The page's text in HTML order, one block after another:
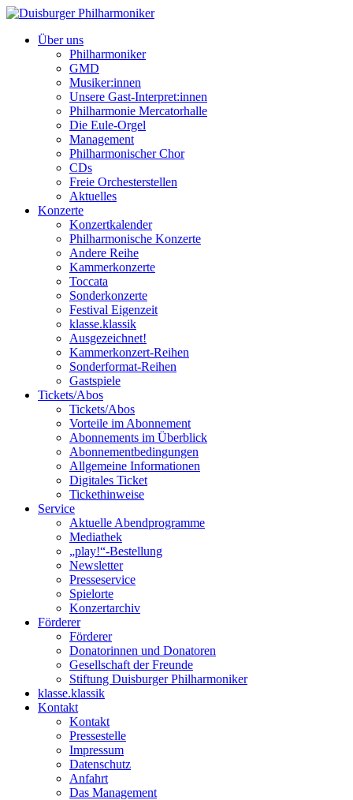
Über uns
Philharmoniker
GMD
Musiker:innen
Unsere Gast-Interpret:innen
Philharmonie Mercatorhalle
Die Eule-Orgel
Management
Philharmonischer Chor
CDs
Freie Orchesterstellen
Aktuelles
Konzerte
Konzertkalender
Philharmonische Konzerte
Andere Reihe
Kammerkonzerte
Toccata
Sonderkonzerte
Festival Eigenzeit
klasse.klassik
Ausgezeichnet!
Kammerkonzert-Reihen
Sonderformat-Reihen
Gastspiele
Tickets/Abos
Tickets/Abos
Vorteile im Abonnement
Abonnements im Überblick
Abonnement­bedingungen
Allgemeine Informationen
Digitales Ticket
Ticket­hinweise
Service
Aktuelle Abendprogramme
Mediathek
„play!“-Bestellung
Newsletter
Presseservice
Spielorte
Konzertarchiv
Förderer
Förderer
Donatorinnen und Donatoren
Gesellschaft der Freunde
Stiftung Duisburger Philharmoniker
klasse.klassik
Kontakt
Kontakt
Pressestelle
Impressum
Datenschutz
Anfahrt
Das Management